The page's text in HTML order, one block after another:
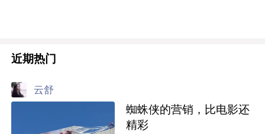
近期热门
云舒
蜘蛛侠的营销，比电影还
精彩